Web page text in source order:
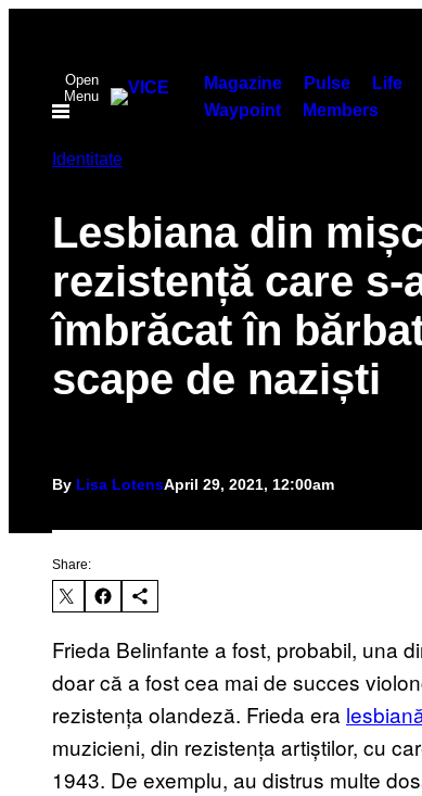
contentOpen
Menu
Magazine Pulse Life
Waypoint
Members
Identitate
Lesbiana din
rezistență care s-
îmbrăcat în
scape de naziști
By Lisa LotensApril 29, 2021, 12:00am
Share:
Frieda Belinfante a fost, probabil, una
doar că a fost cea mai de succes
rezistența olandeză. Frieda era
muzicieni, din rezistența artiștilor, cu
1943. De exemplu, au distrus multe